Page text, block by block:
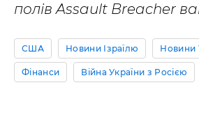
полів Assault Breacher
США Новини Ізраїлю Новини
Фінанси Війна України з Росією